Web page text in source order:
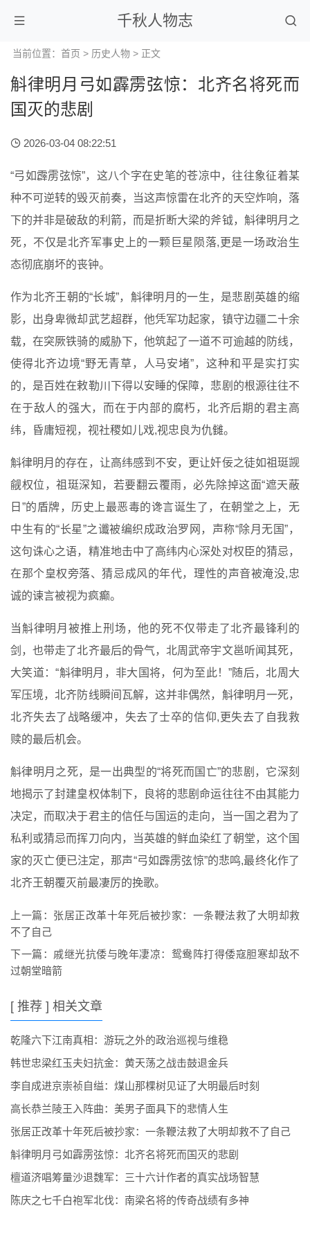
千秋人物志
当前位置： 首页 > 历史人物 > 正文
斛律明月弓如霹雳弦惊：北齐名将死而
国灭的悲剧
2026-03-04 08:22:51
“弓如霹雳弦惊”，这八个字在史笔的苍凉中，往往象征着某
种不可逆转的毁灭前奏，当这声惊雷在北齐的天空炸响，落
下的并非是破敌的利箭，而是折断大梁的斧钺，斛律明月之
死，不仅是北齐军事史上的一颗巨星陨落,更是一场政治生
态彻底崩坏的丧钟。
作为北齐王朝的“长城”，斛律明月的一生，是悲剧英雄的缩
影，出身卑微却武艺超群，他凭军功起家，镇守边疆二十余
载，在突厥铁骑的威胁下，他筑起了一道不可逾越的防线，
使得北齐边境“野无青草，人马安堵”，这种和平是实打实
的，是百姓在敕勒川下得以安睡的保障，悲剧的根源往往不
在于敌人的强大，而在于内部的腐朽，北齐后期的君主高
纬，昏庸短视，视社稷如儿戏,视忠良为仇雠。
斛律明月的存在，让高纬感到不安，更让奸佞之徒如祖珽觊
觎权位，祖珽深知，若要翻云覆雨，必先除掉这面“遮天蔽
日”的盾牌，历史上最恶毒的谗言诞生了，在朝堂之上，无
中生有的“长星”之谶被编织成政治罗网，声称“除月无国”，
这句诛心之语，精准地击中了高纬内心深处对权臣的猜忌，
在那个皇权旁落、猜忌成风的年代，理性的声音被淹没,忠
诚的谏言被视为疯癫。
当斛律明月被推上刑场，他的死不仅带走了北齐最锋利的
剑，也带走了北齐最后的骨气，北周武帝宇文邕听闻其死，
大笑道：“斛律明月，非大国将，何为至此！”随后，北周大
军压境，北齐防线瞬间瓦解，这并非偶然，斛律明月一死，
北齐失去了战略缓冲，失去了士卒的信仰,更失去了自我救
赎的最后机会。
斛律明月之死，是一出典型的“将死而国亡”的悲剧，它深刻
地揭示了封建皇权体制下，良将的悲剧命运往往不由其能力
决定，而取决于君主的信任与国运的走向，当一国之君为了
私利或猜忌而挥刀向内，当英雄的鲜血染红了朝堂，这个国
家的灭亡便已注定，那声“弓如霹雳弦惊”的悲鸣,最终化作了
北齐王朝覆灭前最凄厉的挽歌。
上一篇： 张居正改革十年死后被抄家：一条鞭法救了大明却救
不了自己
下一篇： 戚继光抗倭与晚年凄凉：鸳鸯阵打得倭寇胆寒却敌不
过朝堂暗箭
[ 推荐 ] 相关文章
乾隆六下江南真相：游玩之外的政治巡视与维稳
韩世忠梁红玉夫妇抗金：黄天荡之战击鼓退金兵
李自成进京崇祯自缢：煤山那棵树见证了大明最后时刻
高长恭兰陵王入阵曲：美男子面具下的悲情人生
张居正改革十年死后被抄家：一条鞭法救了大明却救不了自己
斛律明月弓如霹雳弦惊：北齐名将死而国灭的悲剧
檀道济唱筹量沙退魏军：三十六计作者的真实战场智慧
陈庆之七千白袍军北伐：南梁名将的传奇战绩有多神